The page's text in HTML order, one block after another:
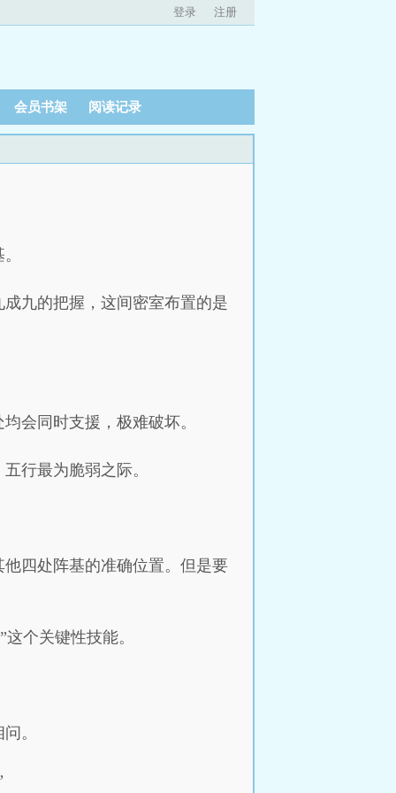
登录 注册
会员书架 阅读记录
九的把握，这间密室布置的是
会同时支援，极难破坏。
行最为脆弱之际。
四处阵基的准确位置。但是要
个关键性技能。
。